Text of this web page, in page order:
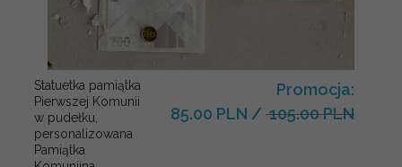
Statuetka pamiątka
Pierwszej Komunii
w pudełku,
personalizowana
Pamiątka
Promocja:
85.00 PLN / 105.00 PLN